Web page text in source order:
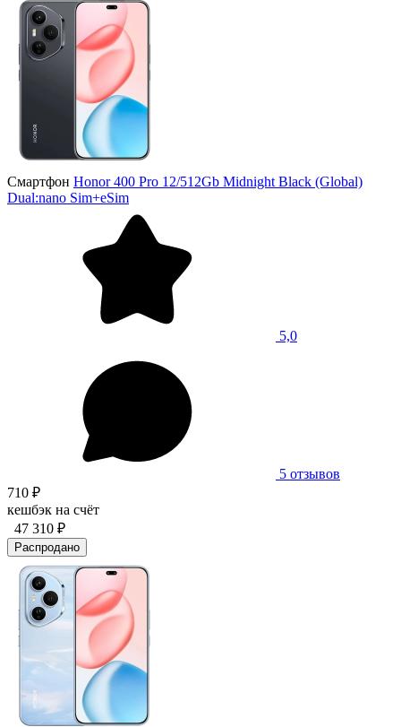
Смартфон Honor 400 Pro 12/512Gb Midnight Black (Global)
Dual:nano Sim+eSim
5,0
5 отзывов
710 ₽
кешбэк на счёт
47 310 ₽
Распродано